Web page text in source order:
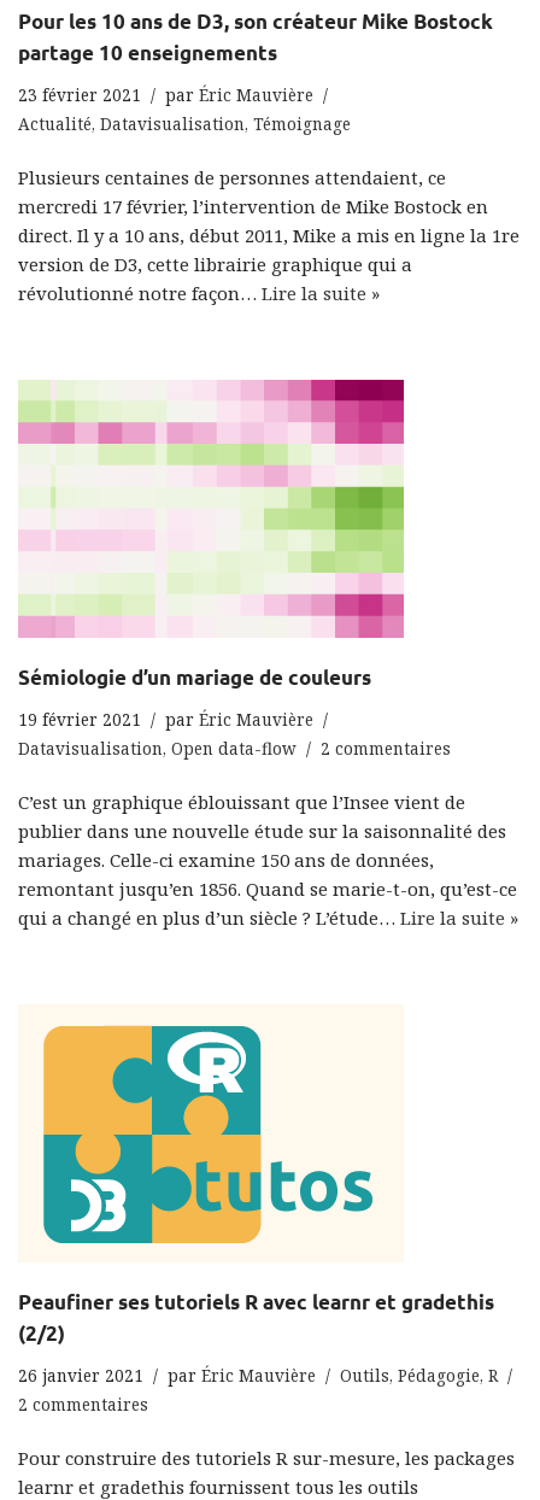
Pour les 10 ans de D3, son créateur Mike Bostock
partage 10 enseignements
23 février 2021 par Éric Mauvière
Actualité, Datavisualisation, Témoignage
Plusieurs centaines de personnes attendaient, ce
mercredi 17 février, l’intervention de Mike Bostock en
direct. Il y a 10 ans, début 2011, Mike a mis en ligne la 1re
version de D3, cette librairie graphique qui a
révolutionné notre façon… Lire la suite »
Sémiologie d’un mariage de couleurs
19 février 2021 par Éric Mauvière
Datavisualisation, Open data-flow 2 commentaires
C’est un graphique éblouissant que l’Insee vient de
publier dans une nouvelle étude sur la saisonnalité des
mariages. Celle-ci examine 150 ans de données,
remontant jusqu’en 1856. Quand se marie-t-on, qu’est-ce
qui a changé en plus d’un siècle ? L’étude… Lire la suite »
Peaufiner ses tutoriels R avec learnr et gradethis
(2/2)
26 janvier 2021 par Éric Mauvière Outils, Pédagogie, R
2 commentaires
Pour construire des tutoriels R sur-mesure, les packages
learnr et gradethis fournissent tous les outils